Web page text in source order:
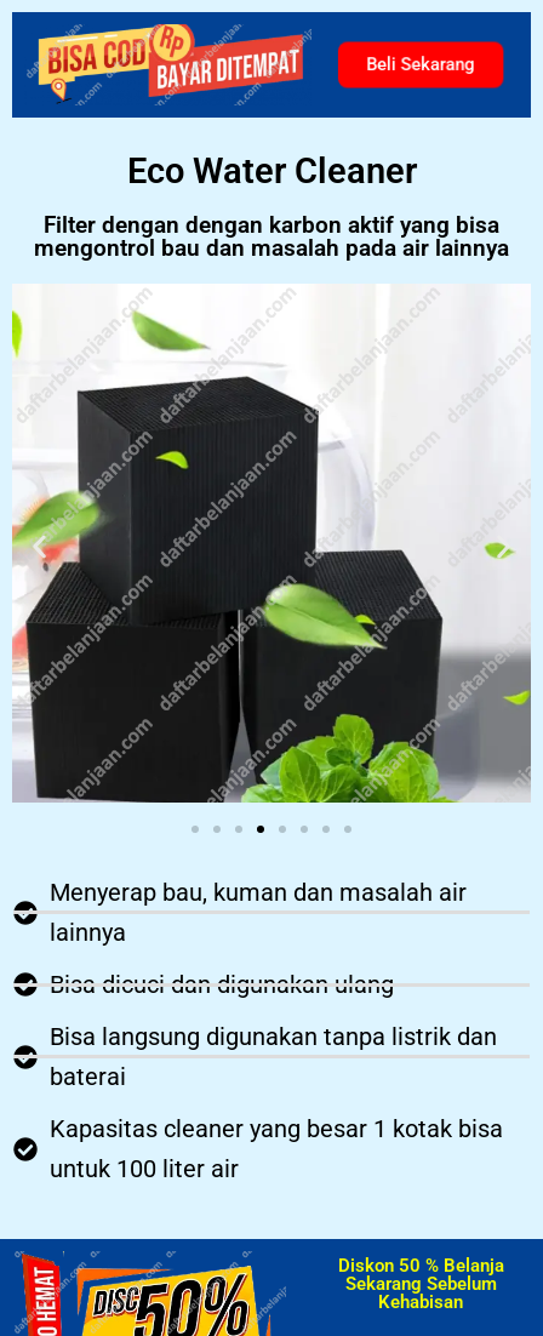
Beli Sekarang
Eco Water Cleaner
Filter dengan dengan karbon aktif yang bisa
mengontrol bau dan masalah pada air lainnya
Menyerap bau, kuman dan masalah air
lainnya
Bisa dicuci dan digunakan ulang
Bisa langsung digunakan tanpa listrik dan
baterai
Kapasitas cleaner yang besar 1 kotak bisa
untuk 100 liter air
Diskon 50 % Belanja
Sekarang Sebelum
Kehabisan​